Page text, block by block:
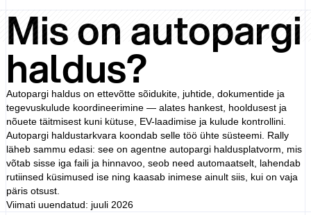
Mis on autopargi
haldus?
Autopargi haldus on ettevõtte sõidukite, juhtide, dokumentide ja
tegevuskulude koordineerimine — alates hankest, hooldusest ja
nõuete täitmisest kuni kütuse, EV-laadimise ja kulude kontrollini.
Autopargi haldustarkvara koondab selle töö ühte süsteemi. Rally
läheb sammu edasi: see on agentne autopargi haldusplatvorm, mis
võtab sisse iga faili ja hinnavoo, seob need automaatselt, lahendab
rutiinsed küsimused ise ning kaasab inimese ainult siis, kui on vaja
päris otsust.
Viimati uuendatud: juuli 2026